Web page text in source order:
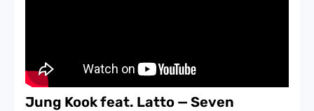
Jung Kook feat. Latto — Seven